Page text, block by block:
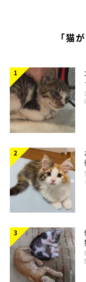
こうだな！！！！
すんぴの心の声「苦し
さすが僕！
村松さんの心の声「俺
あああああ！ごめんな
いましてええ〜〜！！！
「猫